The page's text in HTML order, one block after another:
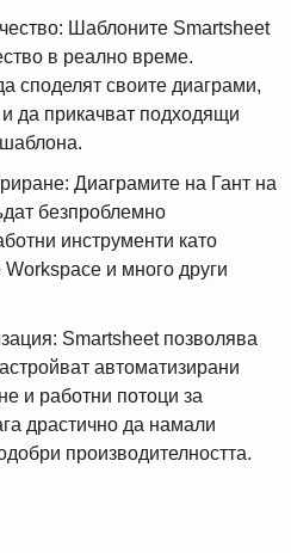
Шаблоните Smartsheet
в реално време.
споделят своите диаграми,
да прикачват подходящи
Диаграмите на Гант на
безпроблемно
инструменти като
и много други
Smartsheet позволява
автоматизирани
и работни потоци за
драстично да намали
производителността.